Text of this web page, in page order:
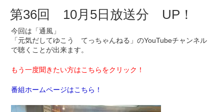
第36回 10月5日放送分 UP！
今回は「通風」
「元気だしてゆこう てっちゃんねる」のYouTubeチャンネル
で聴くことが出来ます。
もう一度聞きたい方はこちらをクリック！
番組ホームページはこちら！